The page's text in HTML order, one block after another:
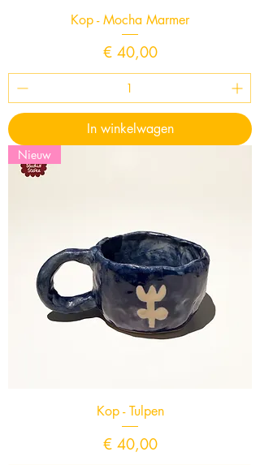
Kop - Mocha Marmer
Prijs
€ 40,00
In winkelwagen
Nieuw
Kop - Tulpen
Prijs
€ 40,00